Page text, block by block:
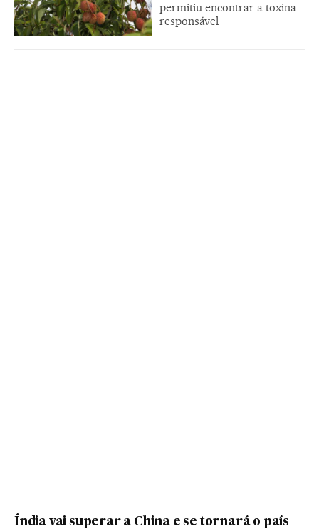
permitiu encontrar a toxina
responsável
Índia vai superar a China e se tornará o país